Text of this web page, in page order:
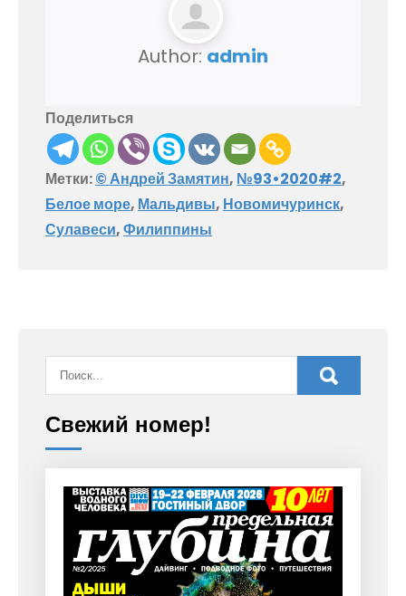
Author: admin
Поделиться
Метки:© Андрей Замятин, №93•2020#2,
Белое море, Мальдивы, Новомичуринск,
Сулавеси,Филиппины
Свежий номер!